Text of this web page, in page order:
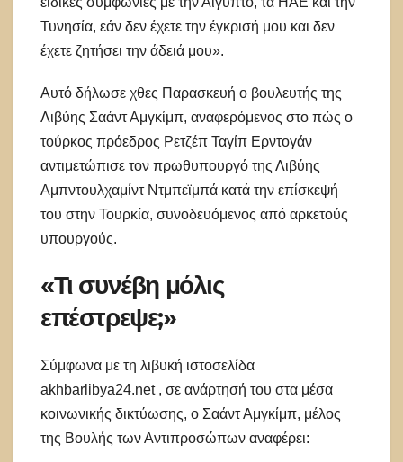
Τυνησία, εάν δεν έχετε την έγκρισή μου και δεν
έχετε ζητήσει την άδειά μου».
Αυτό δήλωσε χθες Παρασκευή ο βουλευτής της
Λιβύης Σαάντ Αμγκίμπ, αναφερόμενος στο πώς ο
τούρκος πρόεδρος Ρετζέπ Ταγίπ Ερντογάν
αντιμετώπισε τον πρωθυπουργό της Λιβύης
Αμπντουλχαμίντ Ντμπεϊμπά κατά την επίσκεψή
του στην Τουρκία, συνοδευόμενος από αρκετούς
υπουργούς.
«Τι συνέβη μόλις
επέστρεψε;»
Σύμφωνα με τη λιβυκή ιστοσελίδα
akhbarlibya24.net , σε ανάρτησή του στα μέσα
κοινωνικής δικτύωσης, ο Σαάντ Αμγκίμπ, μέλος
της Βουλής των Αντιπροσώπων αναφέρει: